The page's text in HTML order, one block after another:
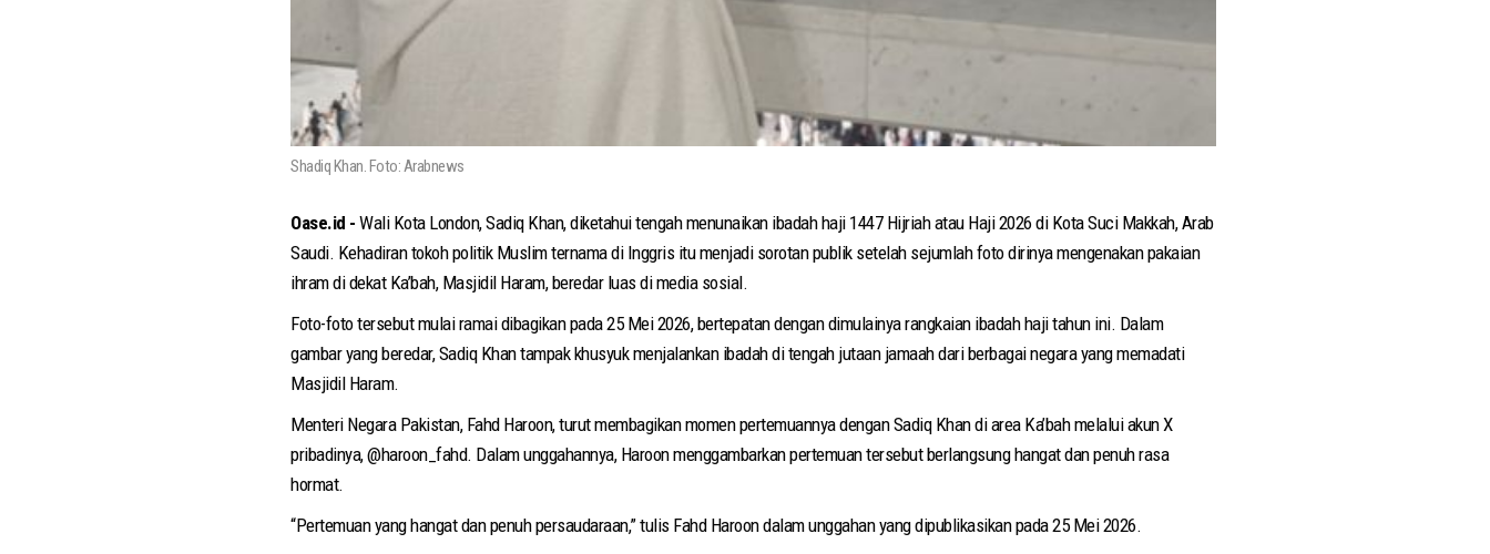
Shadiq Khan. Foto: Arabnews
Oase.id - Wali Kota London, Sadiq Khan, diketahui tengah menunaikan ibadah haji 1447 Hijriah atau Haji 2026 di Kota Suci Makkah, Arab
Saudi. Kehadiran tokoh politik Muslim ternama di Inggris itu menjadi sorotan publik setelah sejumlah foto dirinya mengenakan pakaian
ihram di dekat Ka’bah, Masjidil Haram, beredar luas di media sosial.
Foto-foto tersebut mulai ramai dibagikan pada 25 Mei 2026, bertepatan dengan dimulainya rangkaian ibadah haji tahun ini. Dalam
gambar yang beredar, Sadiq Khan tampak khusyuk menjalankan ibadah di tengah jutaan jamaah dari berbagai negara yang memadati
Masjidil Haram.
Menteri Negara Pakistan, Fahd Haroon, turut membagikan momen pertemuannya dengan Sadiq Khan di area Ka’bah melalui akun X
pribadinya, @haroon_fahd. Dalam unggahannya, Haroon menggambarkan pertemuan tersebut berlangsung hangat dan penuh rasa
hormat.
“Pertemuan yang hangat dan penuh persaudaraan,” tulis Fahd Haroon dalam unggahan yang dipublikasikan pada 25 Mei 2026.